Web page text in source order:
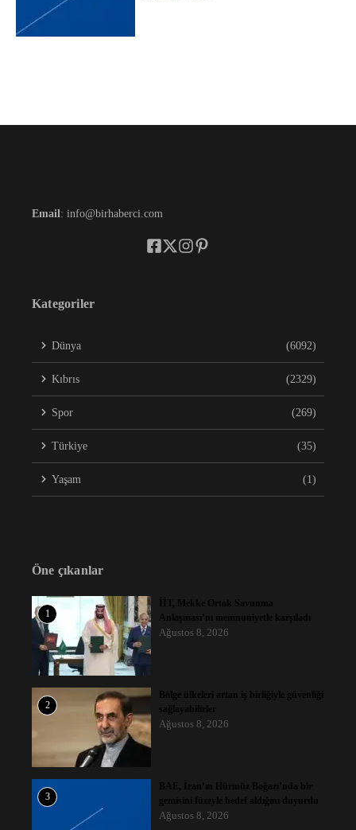
Email: info@birhaberci.com
Kategoriler
Dünya (6092)
Kıbrıs (2329)
Spor (269)
Türkiye (35)
Yaşam (1)
Öne çıkanlar
1
İİT, Mekke Ortak Savunma
Anlaşması’nı memnuniyetle karşıladı
Ağustos 8, 2026
2
Bölge ülkeleri artan iş birliğiyle güvenliği
sağlayabilirler
Ağustos 8, 2026
3
BAE, İran’ın Hürmüz Boğazı’nda bir
gemisini füzeyle hedef aldığını duyurdu
Ağustos 8, 2026